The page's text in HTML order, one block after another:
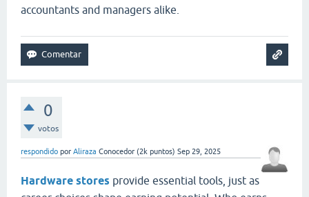
accountants and managers alike.
0
votos
respondido por Aliraza Conocedor (2k puntos) Sep 29, 2025
Hardware stores provide essential tools, just as